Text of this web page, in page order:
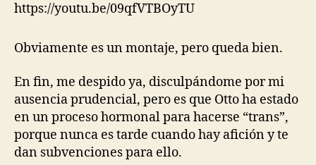
https://youtu.be/09qfVTBOyTU
Obviamente es un montaje, pero queda bien.
En fin, me despido ya, disculpándome por mi
ausencia prudencial, pero es que Otto ha estado
en un proceso hormonal para hacerse “trans”,
porque nunca es tarde cuando hay afición y te
dan subvenciones para ello.